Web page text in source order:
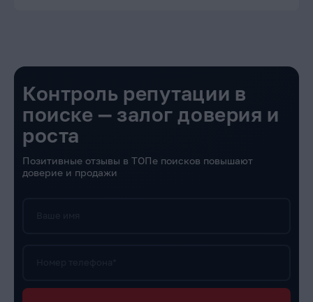
Контроль репутации в
поиске — залог доверия и
роста
Позитивные отзывы в ТОПе поисков повышают
доверие и продажи